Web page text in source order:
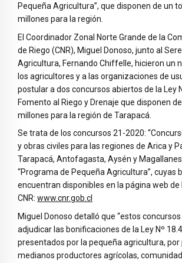
Pequeña Agricultura”, que disponen de un
millones para la región.
El Coordinador Zonal Norte Grande de la
de Riego (CNR), Miguel Donoso, junto al
Agricultura, Fernando Chiffelle, hicieron un
los agricultores y a las organizaciones de
postular a dos concursos abiertos de la Ley
Fomento al Riego y Drenaje que disponen
millones para la región de Tarapacá.
Se trata de los concursos 21-2020:
y obras civiles para las regiones de Arica y
Tarapacá, Antofagasta, Aysén y
“Programa de Pequeña Agricultura”, cuyas
encuentran disponibles en la página web de
CNR: www.cnr.gob.cl
Miguel Donoso detalló que “estos
adjudicar las bonificaciones de la Ley Nº
presentados por la pequeña agricultura, por
medianos productores agrícolas,